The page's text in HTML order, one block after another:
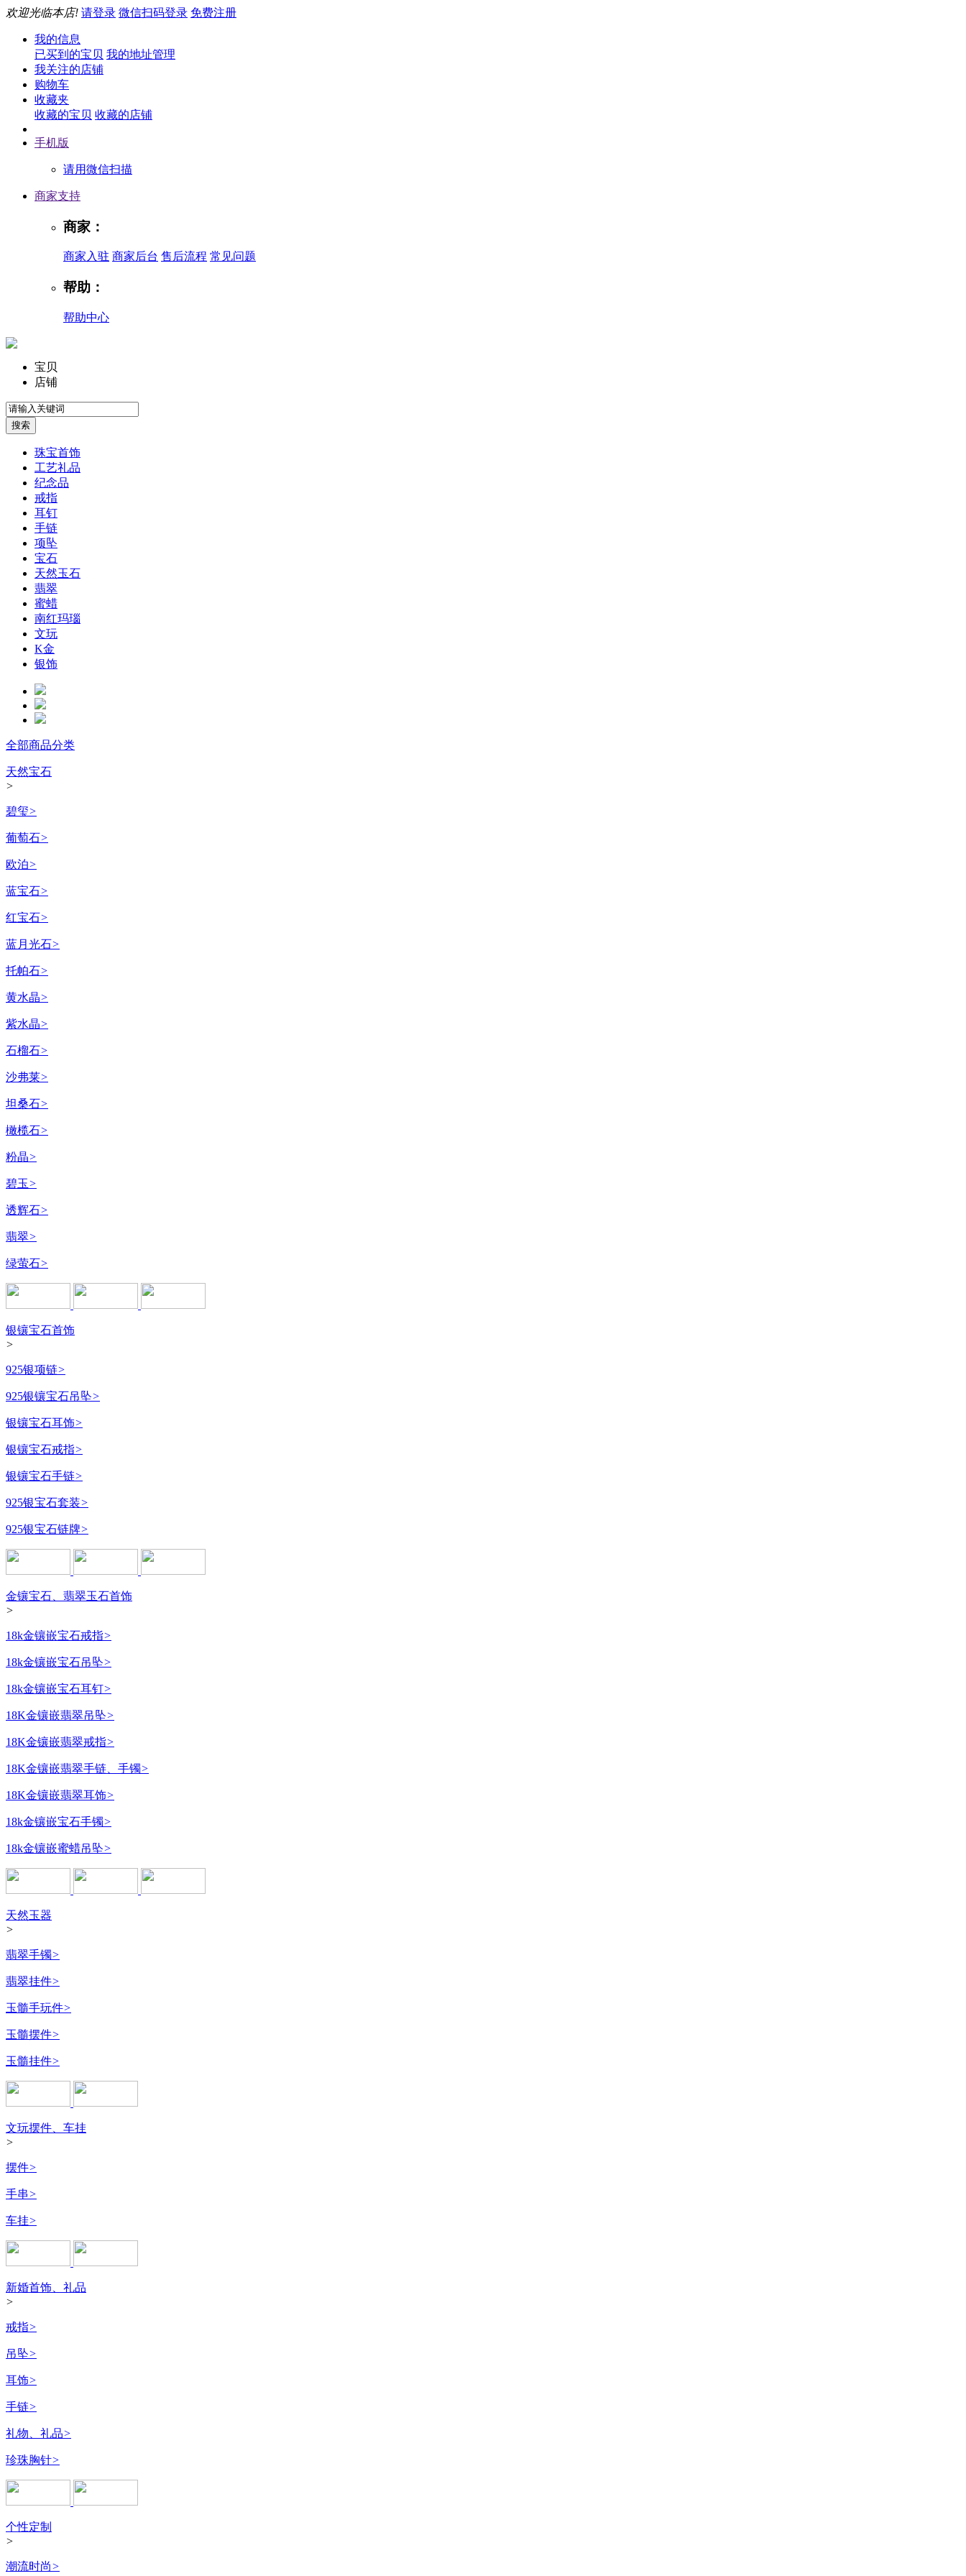
欢迎光临本店! 请登录 微信扫码登录 免费注册
我的信息
已买到的宝贝 我的地址管理
我关注的店铺
购物车
收藏夹
收藏的宝贝 收藏的店铺
手机版
请用微信扫描
商家支持
商家：
商家入驻 商家后台 售后流程 常见问题
帮助：
帮助中心
宝贝
店铺
珠宝首饰
工艺礼品
纪念品
戒指
耳钉
手链
项坠
宝石
天然玉石
翡翠
蜜蜡
南红玛瑙
文玩
K金
银饰
全部商品分类
天然宝石
>
碧玺>
葡萄石>
欧泊>
蓝宝石>
红宝石>
蓝月光石>
托帕石>
黄水晶>
紫水晶>
石榴石>
沙弗莱>
坦桑石>
橄榄石>
粉晶>
碧玉>
透辉石>
翡翠>
绿萤石>
银镶宝石首饰
>
925银项链>
925银镶宝石吊坠>
银镶宝石耳饰>
银镶宝石戒指>
银镶宝石手链>
925银宝石套装>
925银宝石链牌>
金镶宝石、翡翠玉石首饰
>
18k金镶嵌宝石戒指>
18k金镶嵌宝石吊坠>
18k金镶嵌宝石耳钉>
18K金镶嵌翡翠吊坠>
18K金镶嵌翡翠戒指>
18K金镶嵌翡翠手链、手镯>
18K金镶嵌翡翠耳饰>
18k金镶嵌宝石手镯>
18k金镶嵌蜜蜡吊坠>
天然玉器
>
翡翠手镯>
翡翠挂件>
玉髓手玩件>
玉髓摆件>
玉髓挂件>
文玩摆件、车挂
>
摆件>
手串>
车挂>
新婚首饰、礼品
>
戒指>
吊坠>
耳饰>
手链>
礼物、礼品>
珍珠胸针>
个性定制
>
潮流时尚>